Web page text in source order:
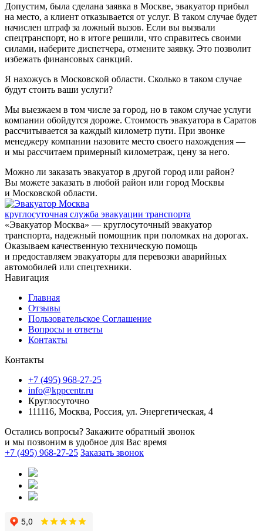
Допустим, была сделана заявка в Москве, эвакуатор прибыл
на место, а клиент отказывается от услуг. В таком случае будет
начислен штраф за ложный вызов. Если вы вызвали
спецтранспорт, но в итоге решили, что справитесь своими
силами, наберите диспетчера, отмените заявку. Это позволит
избежать финансовых санкций.
Я нахожусь в Московской области. Сколько в таком случае
будут стоить ваши услуги?
Мы выезжаем в том числе за город, но в таком случае услуги
компании обойдутся дороже. Стоимость эвакуатора в Саратов
рассчитывается за каждый километр пути. При звонке
менеджеру компании назовите место своего нахождения —
и мы рассчитаем примерный километраж, цену за него.
Можно ли заказать эвакуатор в другой город или район?
Вы можете заказать в любой район или город Москвы
и Московской области.
круглосуточная служба эвакуации транспорта
«Эвакуатор Москва» — круглосуточный эвакуатор
транспорта, надежный помощник при поломках на дорогах.
Оказываем качественную техническую помощь
и предоставляем эвакуаторы для перевозки аварийных
автомобилей или спецтехники.
Навигация
Главная
Отзывы
Пользовательское Соглашение
Вопросы и ответы
Контакты
Контакты
+7 (495) 968-27-25
info@kppcentr.ru
Круглосуточно
111116, Москва, Россия, ул. Энергетическая, 4
Остались вопросы? Закажите обратный звонок
и мы позвоним в удобное для Вас время
+7 (495) 968-27-25 Заказать звонок